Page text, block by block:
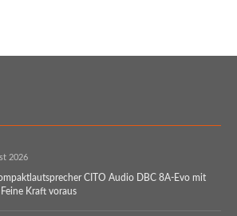
2026
CITO Audio DBC 8A-Evo mit
Kraft voraus